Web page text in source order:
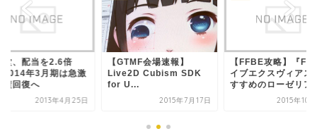
【GTMF会場速報】
Live2D Cubism SDK
for U...
2015年7月17日
【FFBE攻略】『FFブレ
イブエクスヴィアス』お
すすめのローゼリア...
2015年10月25日
任天堂、
に！2014
な業績回